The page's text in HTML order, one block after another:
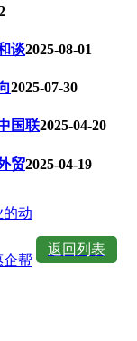
谈2025-08-01
2025-07-30
国联2025-04-20
贸2025-04-19
的动
企帮
返回列表